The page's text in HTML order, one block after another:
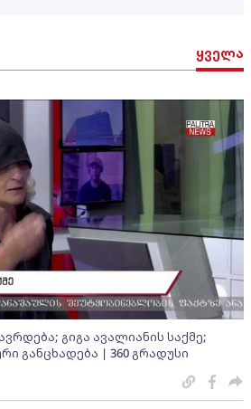
ყველა
გიგა ავალიანის საქმე;
განცხადება | 360 გრადუსი